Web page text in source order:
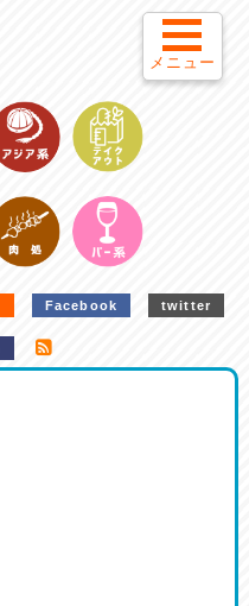
Facebook twitter
メニュー